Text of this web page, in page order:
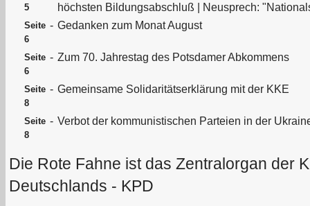
5
höchsten Bildungsabschluß | Neusprech:
Seite
6
- Gedanken zum Monat August
Seite
6
- Zum 70. Jahrestag des Potsdamer Abkommens
Seite
8
- Gemeinsame Solidaritätserklärung mit der KKE
Seite
8
- Verbot der kommunistischen Parteien in der
Die Rote Fahne ist das Zentralorgan der
Deutschlands - KPD